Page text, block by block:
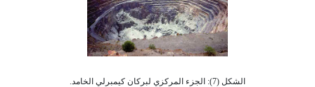
الشكل (7): الجزء المركزي لبركان كيمبرلي الخامد.